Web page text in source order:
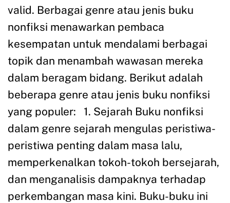
valid. Berbagai genre atau jenis buku
nonfiksi menawarkan pembaca
kesempatan untuk mendalami berbagai
topik dan menambah wawasan mereka
dalam beragam bidang. Berikut adalah
beberapa genre atau jenis buku nonfiksi
yang populer: 1. Sejarah Buku nonfiksi
dalam genre sejarah mengulas peristiwa-
peristiwa penting dalam masa lalu,
memperkenalkan tokoh-tokoh bersejarah,
dan menganalisis dampaknya terhadap
perkembangan masa kini. Buku-buku ini